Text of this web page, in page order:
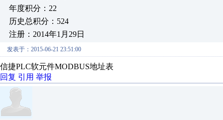
年度积分：22
历史总积分：524
注册：2014年1月29日
发表于：2015-06-21 23:51:00
信捷PLC软元件MODBUS地址表
回复 引用 举报